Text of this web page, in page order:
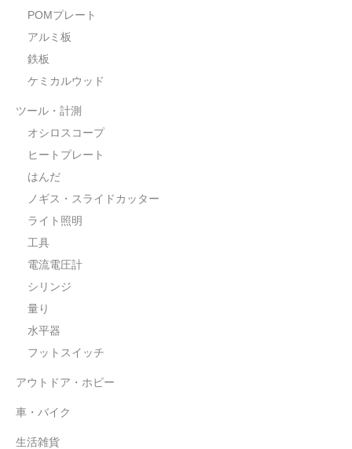
POMプレート
アルミ板
鉄板
ケミカルウッド
ツール・計測
オシロスコープ
ヒートプレート
はんだ
ノギス・スライドカッター
ライト照明
工具
電流電圧計
シリンジ
量り
水平器
フットスイッチ
アウトドア・ホビー
車・バイク
生活雑貨